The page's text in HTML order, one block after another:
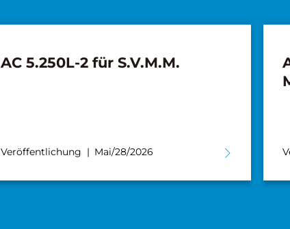
AC 5.250L-2 für S.V.M.M.
Veröffentlichung Mai/28/2026